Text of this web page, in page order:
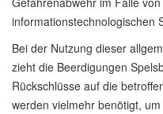
informationstechnologischen
Bei der Nutzung dieser
zieht die Beerdigungen
Rückschlüsse auf die
werden vielmehr benötigt,